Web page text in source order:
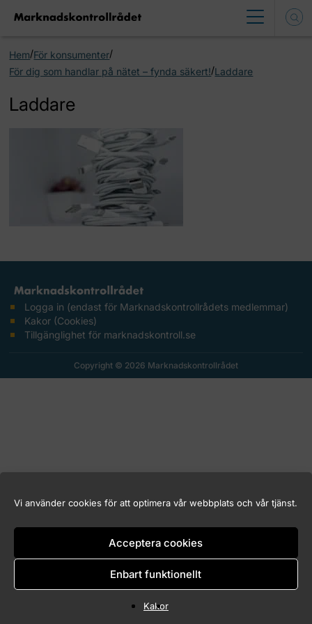
Vi använder cookies för att optimera vår webbplats och vår tjänst.
Acceptera cookies
Enbart funktionellt
Kakor
Hem/För konsumenter/
För dig som handlar på nätet – fynda säkert!/Laddare
Laddare
Logga in (endast för Marknadskontrollrådets medlemmar)
Kakor (Cookies)
Tillgänglighet för marknadskontroll.se
Copyright © 2026 Marknadskontrollrådet